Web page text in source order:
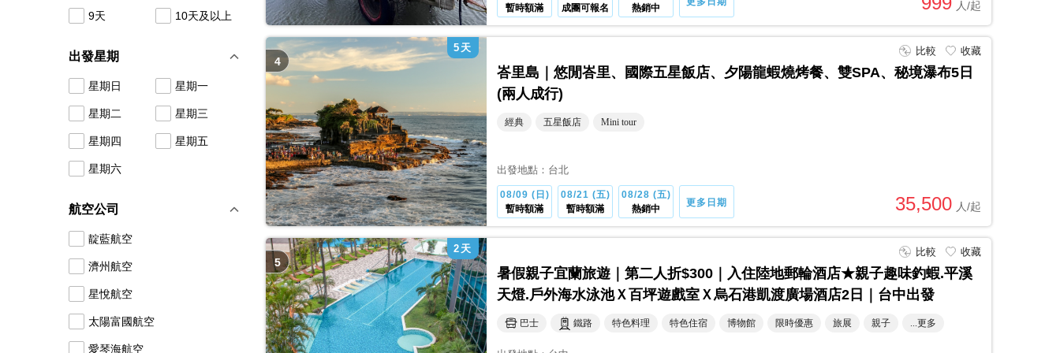
9天 10天及以上
出發星期
星期日 星期一
星期二 星期三
星期四 星期五
星期六
航空公司
靛藍航空
濟州航空
星悅航空
太陽富國航空
愛琴海航空
暫時額滿 成團可報名 熱銷中
4
5 天 比較 收藏
峇里島｜悠閒峇里、國際五星飯店、夕陽龍蝦燒烤餐、雙SPA、秘境瀑布5日
(兩人成行)
經典 五星飯店 Mini tour
出發地點： 台北
08/09 (日)
暫時額滿
08/21 (五)
暫時額滿
08/28 (五)
熱銷中
更多日期 35,500
5
2 天 比較 收藏
暑假親子宜蘭旅遊｜第二人折$300｜入住陸地郵輪酒店★親子趣味釣蝦.平溪
天燈.戶外海水泳池Ｘ百坪遊戲室Ｘ烏石港凱渡廣場酒店2日｜台中出發
巴士 鐵路 特色料理 特色住宿 博物館 限時優惠 旅展 親子 ...更多